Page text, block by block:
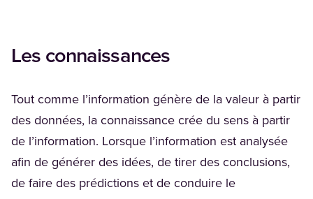
Les connaissances
Tout comme l’information génère de la valeur à partir
des données, la connaissance crée du sens à partir
de l’information. Lorsque l’information est analysée
afin de générer des idées, de tirer des conclusions,
de faire des prédictions et de conduire le